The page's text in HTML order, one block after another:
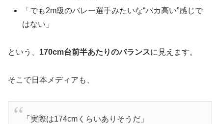
「でも2m級のバレー選手みたいな“バカ高い”感じで
はない」
という、 170cm台前半あたりのバランスに見えます。
そこで日本メディアも、
「実際は174cmくらいありそうだ」